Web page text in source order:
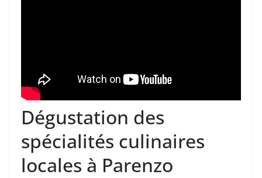
Dégustation des
spécialités culinaires
locales à Parenzo